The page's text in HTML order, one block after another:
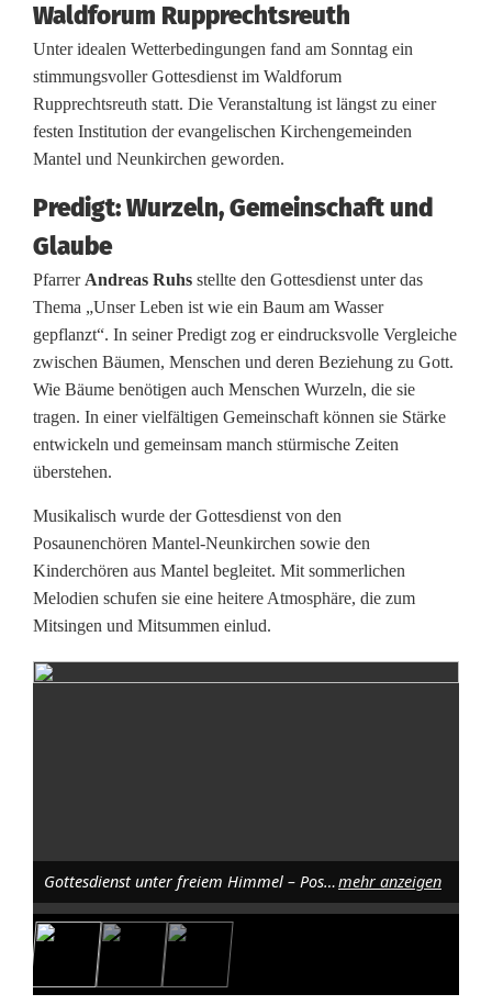
a
l
d
g
t
e
s
d
i
e
n
s
t
m
d
f
o
r
Waldforum Rupprechtsreuth
Unter idealen Wetterbedingungen fand am Sonntag ein
stimmungsvoller Gottesdienst im Waldforum
Rupprechtsreuth statt. Die Veranstaltung ist längst zu einer
festen Institution der evangelischen Kirchengemeinden
Mantel und Neunkirchen geworden.
Predigt: Wurzeln, Gemeinschaft und
Glaube
Pfarrer Andreas Ruhs stellte den Gottesdienst unter das
Thema „Unser Leben ist wie ein Baum am Wasser
gepflanzt“. In seiner Predigt zog er eindrucksvolle Vergleiche
zwischen Bäumen, Menschen und deren Beziehung zu Gott.
Wie Bäume benötigen auch Menschen Wurzeln, die sie
tragen. In einer vielfältigen Gemeinschaft können sie Stärke
entwickeln und gemeinsam manch stürmische Zeiten
überstehen.
Musikalisch wurde der Gottesdienst von den
Posaunenchören Mantel-Neunkirchen sowie den
Kinderchören aus Mantel begleitet. Mit sommerlichen
Melodien schufen sie eine heitere Atmosphäre, die zum
Mitsingen und Mitsummen einlud.
Gottesdienst unter freiem Himmel – Posaunenchor und Kinderchor lassen das Waldforum erklingen. Foto: Annette Punzmannmehr anzeigen